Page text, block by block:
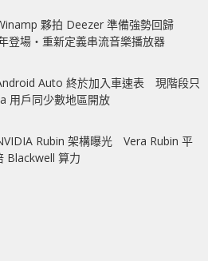
夥拍 Deezer 準備強勢回歸
登場‧重新定義串流音樂播放器
Auto 終於加入車速表 現階段只
用戶同少數地區開放
Rubin 架構曝光 Vera Rubin 平
Blackwell 算力